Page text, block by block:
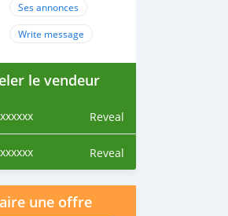
Ses annonces
Write message
le vendeur
Reveal
Reveal
une offre